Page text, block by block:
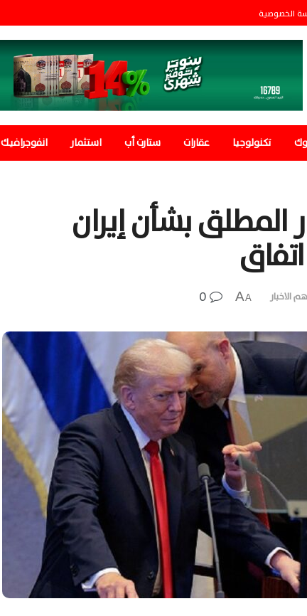
الخصوصية
تكنولوجيا عقارات ستارت أب استثمار انفوجرافيك
المطلق بشأن إيران
الاخبار A
A